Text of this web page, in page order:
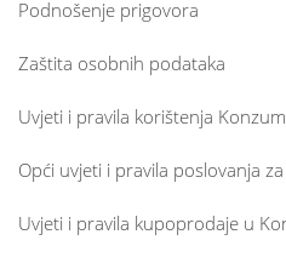
Podnošenje prigovora
Zaštita osobnih podataka
Uvjeti i pravila korištenja
Opći uvjeti i pravila poslovanja
Uvjeti i pravila kupoprodaje u